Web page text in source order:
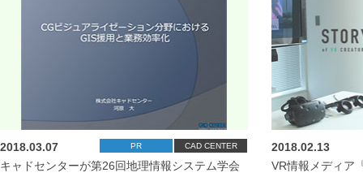
PR CAD CENTER
2018.03.07
キャドセンターが第26回地理情報システム学会
2018.02.13
VR情報メディア